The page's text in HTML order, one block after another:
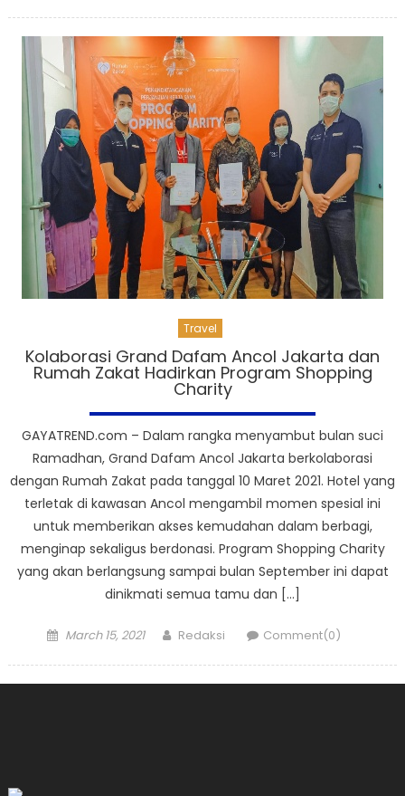
Travel
Kolaborasi Grand Dafam Ancol Jakarta dan
Rumah Zakat Hadirkan Program Shopping
Charity
GAYATREND.com – Dalam rangka menyambut bulan suci
Ramadhan, Grand Dafam Ancol Jakarta berkolaborasi
dengan Rumah Zakat pada tanggal 10 Maret 2021. Hotel yang
terletak di kawasan Ancol mengambil momen spesial ini
untuk memberikan akses kemudahan dalam berbagi,
menginap sekaligus berdonasi. Program Shopping Charity
yang akan berlangsung sampai bulan September ini dapat
dinikmati semua tamu dan […]
Posted
March 15, 2021 Author
Redaksi Comment(0)